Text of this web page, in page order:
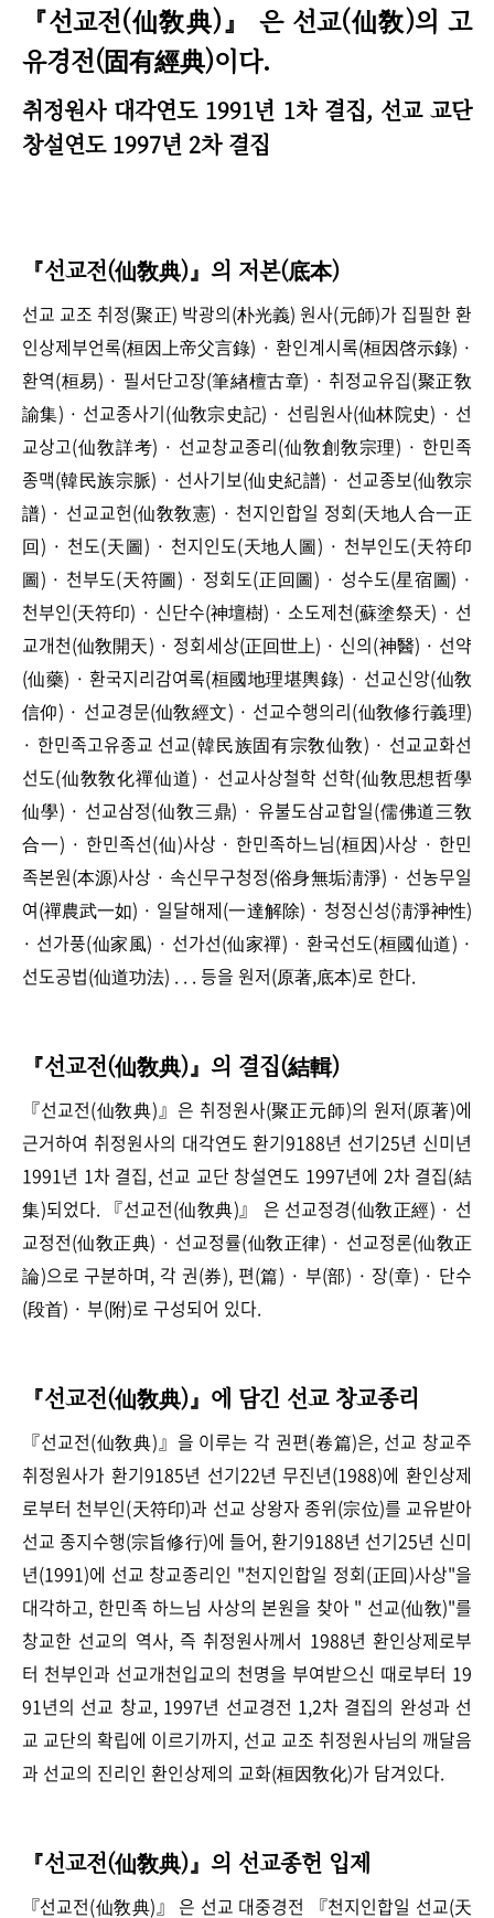
『선교전(仙敎典)』 은 선교(仙敎)의 고
유경전(固有經典)이다.
취정원사 대각연도 1991년 1차 결집, 선교 교단
창설연도 1997년 2차 결집
『선교전(仙敎典)』의 저본(底本)
선교 교조 취정(聚正) 박광의(朴光義) 원사(元師)가 집필한 환
인상제부언록(桓因上帝父言錄) · 환인계시록(桓因啓示錄) ·
환역(桓易) · 필서단고장(筆緖檀古章) · 취정교유집(聚正敎
諭集) · 선교종사기(仙敎宗史記) · 선림원사(仙林院史) · 선
교상고(仙敎詳考) · 선교창교종리(仙敎創敎宗理) · 한민족
종맥(韓民族宗脈) · 선사기보(仙史紀譜) · 선교종보(仙敎宗
譜) · 선교교헌(仙敎敎憲) · 천지인합일 정회(天地人合一正
回) · 천도(天圖) · 천지인도(天地人圖) · 천부인도(天符印
圖) · 천부도(天符圖) · 정회도(正回圖) · 성수도(星宿圖) ·
천부인(天符印) · 신단수(神壇樹) · 소도제천(蘇塗祭天) · 선
교개천(仙敎開天) · 정회세상(正回世上) · 신의(神醫) · 선약
(仙藥) · 환국지리감여록(桓國地理堪輿錄) · 선교신앙(仙敎
信仰) · 선교경문(仙敎經文) · 선교수행의리(仙敎修行義理)
· 한민족고유종교 선교(韓民族固有宗敎仙敎) · 선교교화선
선도(仙敎敎化禪仙道) · 선교사상철학 선학(仙敎思想哲學
仙學) · 선교삼정(仙敎三鼎) · 유불도삼교합일(儒佛道三敎
合一) · 한민족선(仙)사상 · 한민족하느님(桓因)사상 · 한민
족본원(本源)사상 · 속신무구청정(俗身無垢淸淨) · 선농무일
여(禪農武一如) · 일달해제(一達解除) · 청정신성(淸淨神性)
· 선가풍(仙家風) · 선가선(仙家禪) · 환국선도(桓國仙道) ·
선도공법(仙道功法) . . . 등을 원저(原著,底本)로 한다.
『선교전(仙敎典)』의 결집(結輯)
『선교전(仙敎典)』은 취정원사(聚正元師)의 원저(原著)에
근거하여 취정원사의 대각연도 환기9188년 선기25년 신미년
1991년 1차 결집, 선교 교단 창설연도 1997년에 2차 결집(結
集)되었다. 『선교전(仙敎典)』 은 선교정경(仙敎正經) · 선
교정전(仙敎正典) · 선교정률(仙敎正律) · 선교정론(仙敎正
論)으로 구분하며, 각 권(券), 편(篇) · 부(部) · 장(章) · 단수
(段首) · 부(附)로 구성되어 있다.
『선교전(仙敎典)』에 담긴 선교 창교종리
『선교전(仙敎典)』을 이루는 각 권편(卷篇)은, 선교 창교주
취정원사가 환기9185년 선기22년 무진년(1988)에 환인상제
로부터 천부인(天符印)과 선교 상왕자 종위(宗位)를 교유받아
선교 종지수행(宗旨修行)에 들어, 환기9188년 선기25년 신미
년(1991)에 선교 창교종리인 "천지인합일 정회(正回)사상"을
대각하고, 한민족 하느님 사상의 본원을 찾아 " 선교(仙敎)"를
창교한 선교의 역사, 즉 취정원사께서 1988년 환인상제로부
터 천부인과 선교개천입교의 천명을 부여받으신 때로부터 19
91년의 선교 창교, 1997년 선교경전 1,2차 결집의 완성과 선
교 교단의 확립에 이르기까지, 선교 교조 취정원사님의 깨달음
과 선교의 진리인 환인상제의 교화(桓因敎化)가 담겨있다.
『선교전(仙敎典)』의 선교종헌 입제
『선교전(仙敎典)』 은 선교 대중경전 『천지인합일 선교(天